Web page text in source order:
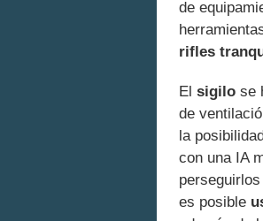
de
rifles
El sigilo se
de
la
con una IA
es posible